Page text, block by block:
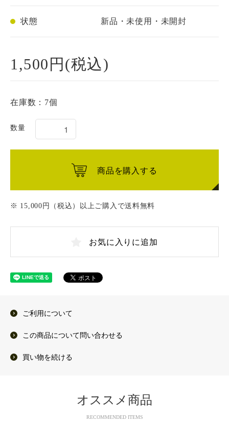
状態 新品・未使用・未開封
1,500円(税込)
在庫数：7個
数量
商品を購入する
※ 15,000円（税込）以上ご購入で送料無料
お気に入りに追加
ご利用について
この商品について問い合わせる
買い物を続ける
オススメ商品
RECOMMENDED ITEMS